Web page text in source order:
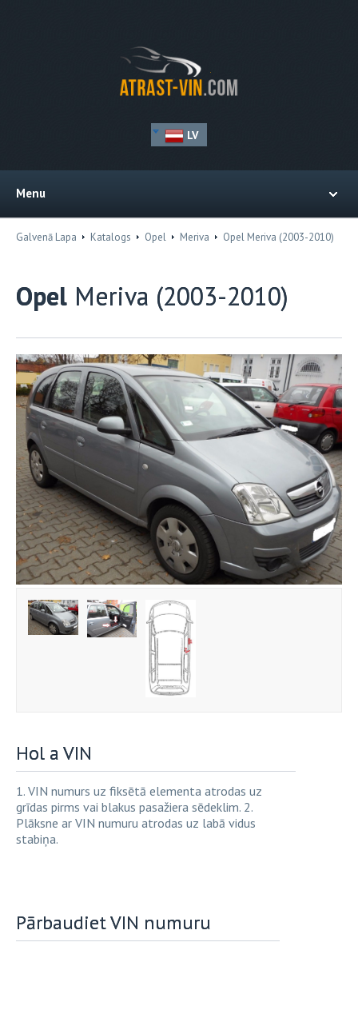
LV
Menu
Galvenā Lapa Katalogs Opel Meriva Opel Meriva (2003-2010)
Opel Meriva (2003-2010)
Hol a VIN
1. VIN numurs uz fiksētā elementa atrodas uz
grīdas pirms vai blakus pasažiera sēdeklim. 2.
Plāksne ar VIN numuru atrodas uz labā vidus
stabiņa.
Pārbaudiet VIN numuru